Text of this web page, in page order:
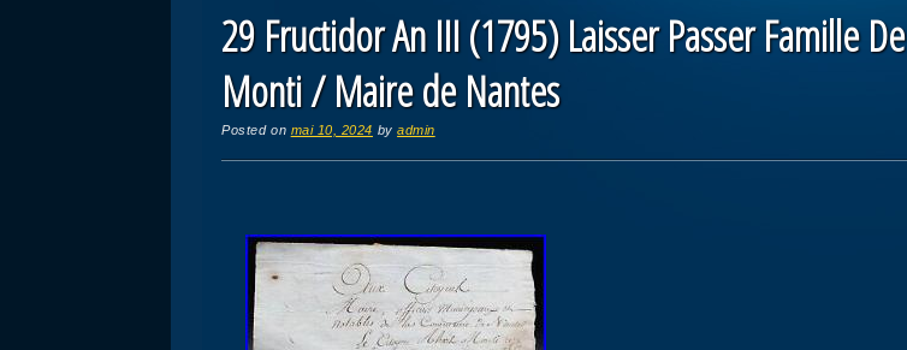
29 Fructidor An III (1795) Laisser Passer Famille De
Monti / Maire de Nantes
Posted on mai 10, 2024 byadmin